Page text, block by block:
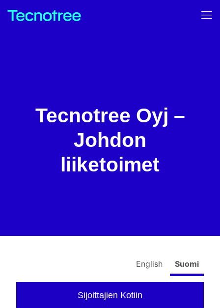
Tecnotree Oyj –
Johdon
liiketoimet
English Suomi
Sijoittajien Kotiin